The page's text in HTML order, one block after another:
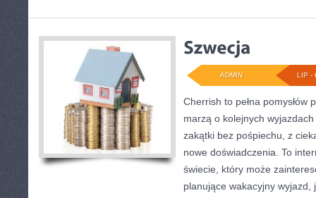
LIP -
ADMIN
Cherrish to pełna pomysłów
marzą o kolejnych
zakątki bez pośpiechu, z
nowe doświadczenia. To
świecie, który może
planujące wakacyjny